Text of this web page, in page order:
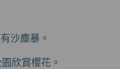
沙塵暴。
欣賞櫻花。